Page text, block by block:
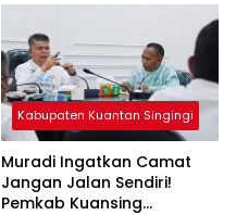
Rekor Peserta
Kabupaten Kuantan Singingi
Muradi Ingatkan Camat
Jangan Jalan Sendiri!
Pemkab Kuansing